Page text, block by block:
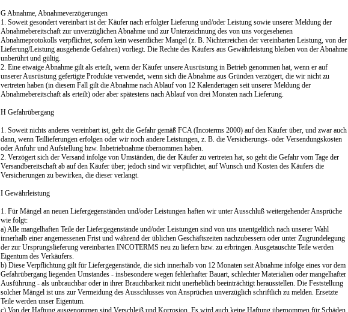
G Abnahme, Abnahmeverzögerungen
1. Soweit gesondert vereinbart ist der Käufer nach erfolgter Lieferung und/oder Leistung sowie unserer Meldung der
Abnahmebereitschaft zur unverzüglichen Abnahme und zur Unterzeichnung des von uns vorgesehenen
Abnahmeprotokolls verpflichtet, sofern kein wesentlicher Mangel (z. B. Nichterreichen der vereinbarten Leistung, von der
Lieferung/Leistung ausgehende Gefahren) vorliegt. Die Rechte des Käufers aus Gewährleistung bleiben von der Abnahme
unberührt und gültig.
2. Eine etwaige Abnahme gilt als erteilt, wenn der Käufer unsere Ausrüstung in Betrieb genommen hat, wenn er auf
unserer Ausrüstung gefertigte Produkte verwendet, wenn sich die Abnahme aus Gründen verzögert, die wir nicht zu
vertreten haben (in diesem Fall gilt die Abnahme nach Ablauf von 12 Kalendertagen seit unserer Meldung der
Abnahmebereitschaft als erteilt) oder aber spätestens nach Ablauf von drei Monaten nach Lieferung.
H Gefahrübergang
1. Soweit nichts anderes vereinbart ist, geht die Gefahr gemäß FCA (Incoterms 2000) auf den Käufer über, und zwar auch
dann, wenn Teillieferungen erfolgen oder wir noch andere Leistungen, z. B. die Versicherungs- oder Versendungskosten
oder Anfuhr und Aufstellung bzw. Inbetriebnahme übernommen haben.
2. Verzögert sich der Versand infolge von Umständen, die der Käufer zu vertreten hat, so geht die Gefahr vom Tage der
Versandbereitschaft ab auf den Käufer über; jedoch sind wir verpflichtet, auf Wunsch und Kosten des Käufers die
Versicherungen zu bewirken, die dieser verlangt.
I Gewährleistung
1. Für Mängel an neuen Liefergegenständen und/oder Leistungen haften wir unter Ausschluß weitergehender Ansprüche
wie folgt:
a) Alle mangelhaften Teile der Liefergegenstände und/oder Leistungen sind von uns unentgeltlich nach unserer Wahl
innerhalb einer angemessenen Frist und während der üblichen Geschäftszeiten nachzubessern oder unter Zugrundelegung
der zur Ursprungslieferung vereinbarten INCOTERMS neu zu liefern bzw. zu erbringen. Ausgetauschte Teile werden
Eigentum des Verkäufers.
b) Diese Verpflichtung gilt für Liefergegenstände, die sich innerhalb von 12 Monaten seit Abnahme infolge eines vor dem
Gefahrübergang liegenden Umstandes - insbesondere wegen fehlerhafter Bauart, schlechter Materialien oder mangelhafter
Ausführung - als unbrauchbar oder in ihrer Brauchbarkeit nicht unerheblich beeinträchtigt herausstellen. Die Feststellung
solcher Mängel ist uns zur Vermeidung des Ausschlusses von Ansprüchen unverzüglich schriftlich zu melden. Ersetzte
Teile werden unser Eigentum.
c) Von der Haftung ausgenommen sind Verschleiß und Korrosion. Es wird auch keine Haftung übernommen für Schäden,